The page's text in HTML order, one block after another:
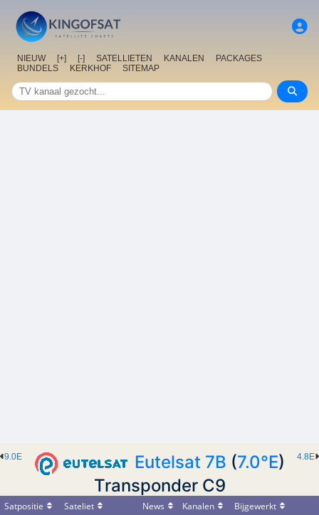
NIEUW [+] [-] SATELLIETEN KANALEN
PACKAGES
BUNDELS
KERKHOF SITEMAP
4.8E
9.0E Eutelsat 7B (7.0°E)
Transponder C9
Satpositie Sateliet News Kanalen
Bijgewerkt